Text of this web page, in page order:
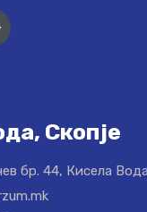
Скопје
бр. 44, Кисела Вода